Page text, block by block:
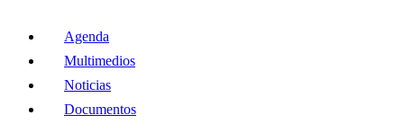
Agenda
Multimedios
Noticias
Documentos